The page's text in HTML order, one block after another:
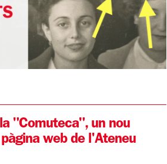
"Comuteca", un nou
web de l'Ateneu